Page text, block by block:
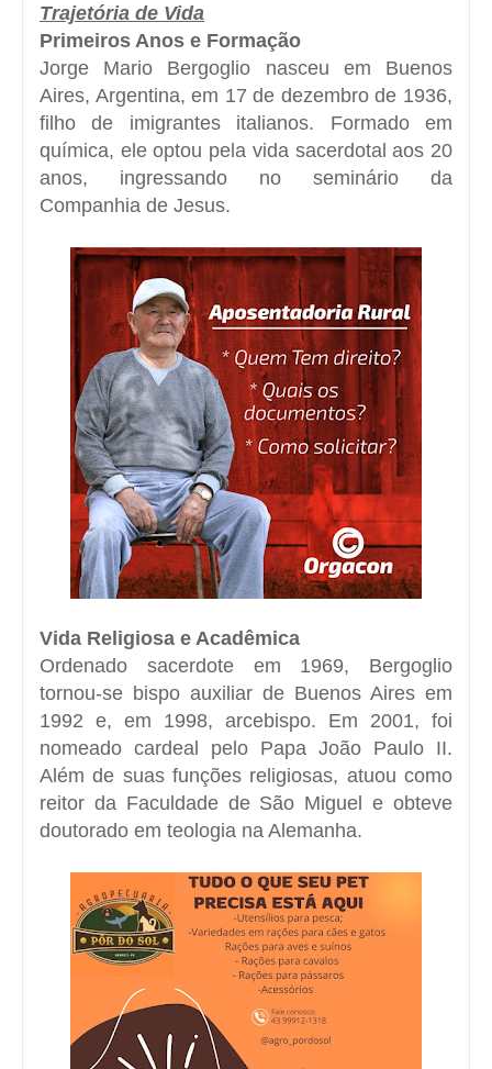
Trajetória de Vida
Primeiros Anos e Formação
Jorge Mario Bergoglio nasceu em Buenos
Aires, Argentina, em 17 de dezembro de 1936,
filho de imigrantes italianos. Formado em
química, ele optou pela vida sacerdotal aos 20
anos, ingressando no seminário da
Companhia de Jesus.
Vida Religiosa e Acadêmica
Ordenado sacerdote em 1969, Bergoglio
tornou-se bispo auxiliar de Buenos Aires em
1992 e, em 1998, arcebispo. Em 2001, foi
nomeado cardeal pelo Papa João Paulo II.
Além de suas funções religiosas, atuou como
reitor da Faculdade de São Miguel e obteve
doutorado em teologia na Alemanha.